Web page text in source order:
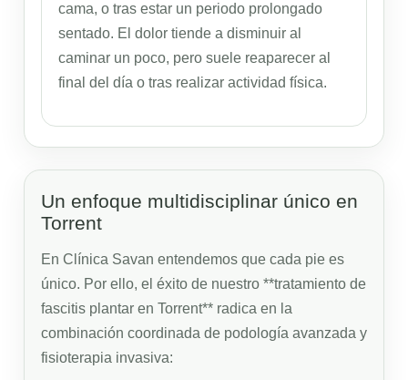
cama, o tras estar un periodo prolongado
sentado. El dolor tiende a disminuir al
caminar un poco, pero suele reaparecer al
final del día o tras realizar actividad física.
Un enfoque multidisciplinar único en
Torrent
En Clínica Savan entendemos que cada pie es
único. Por ello, el éxito de nuestro **tratamiento de
fascitis plantar en Torrent** radica en la
combinación coordinada de podología avanzada y
fisioterapia invasiva: